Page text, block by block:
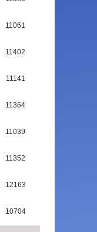
11061
11402
11141
11364
11039
11352
12163
10704